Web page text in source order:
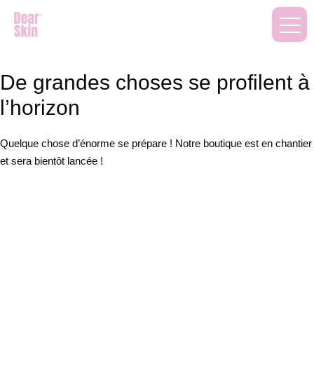
De grandes choses se profilent à
l’horizon
Quelque chose d’énorme se prépare ! Notre boutique est en chantier
et sera bientôt lancée !